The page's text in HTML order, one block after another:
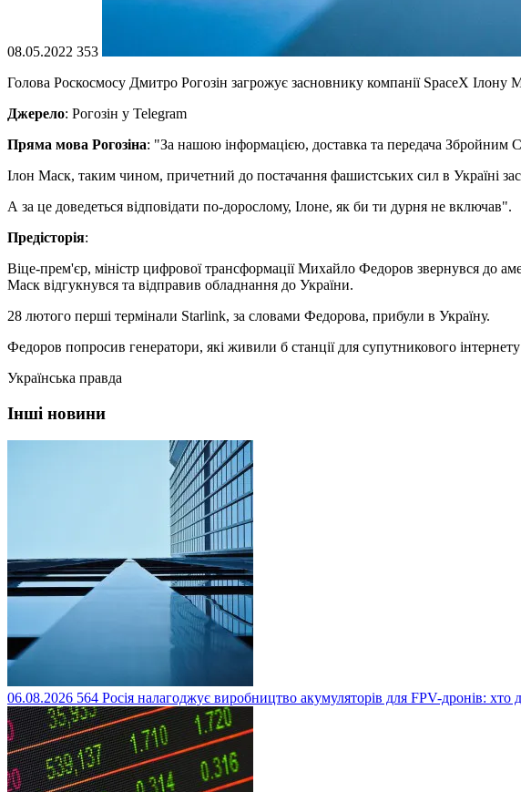
08.05.2022 353
Голова Роскосмосу Дмитро Рогозін загрожує засновнику компанії SpaceX
Джерело: Рогозін у Telegram
Пряма мова Рогозіна: "За нашою інформацією, доставка та передача Збройним
Ілон Маск, таким чином, причетний до постачання фашистських сил в Україні
А за це доведеться відповідати по-дорослому, Ілоне, як би ти дурня не включав".
Предісторія:
Віце-прем'єр, міністр цифрової трансформації Михайло Федоров звернувся до
Маск відгукнувся та відправив обладнання до України.
28 лютого перші термінали Starlink, за словами Федорова, прибули в Україну.
Федоров попросив генератори, які живили б станції для супутникового
Українська правда
Інші новини
06.08.2026 564 Росія налагоджує виробництво акумуляторів для FPV-дронів: хто